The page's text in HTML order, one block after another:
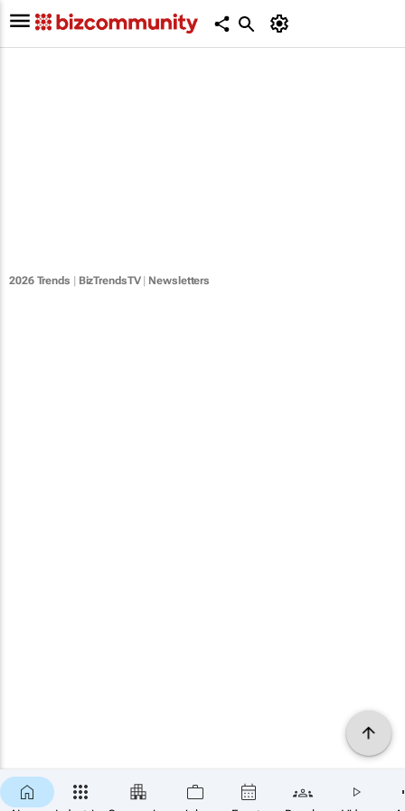
2026 Trends BizTrendsTV| Newsletters